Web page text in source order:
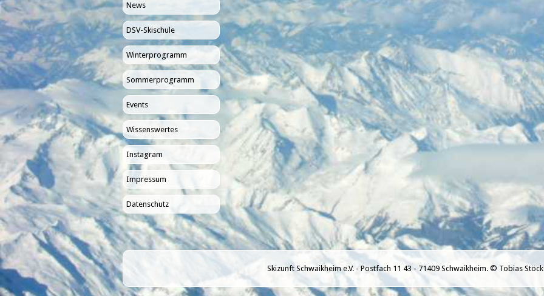
News
DSV-Skischule
Winterprogramm
Sommerprogramm
Events
Wissenswertes
Instagram
Impressum
Datenschutz
Skizunft Schwaikheim e.V. - Postfach 11 43 - 71409 Schwaikheim. © Tobias